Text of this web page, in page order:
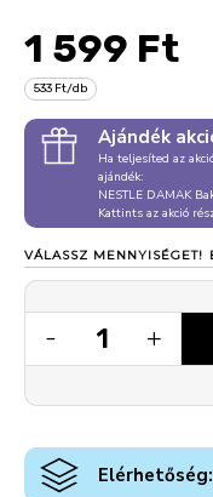
1 599 Ft
533 Ft/db
Ajándék
Ha teljesíted az
ajándék:
NESTLE DAMAK
Kattints az akció
VÁLASSZ MENNYISÉGET!
- 1 +
Elérhetőség: